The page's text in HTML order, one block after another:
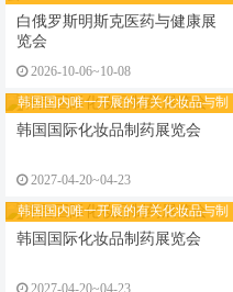
览会
白俄罗斯明斯克医药与健康展
览会
2026-10-06~10-08
韩国国内唯一开展的有关化妆品与制
药行业的展览会
韩国国际化妆品制药展览会
2027-04-20~04-23
韩国国内唯一开展的有关化妆品与制
药行业的展览会
韩国国际化妆品制药展览会
2027-04-20~04-23